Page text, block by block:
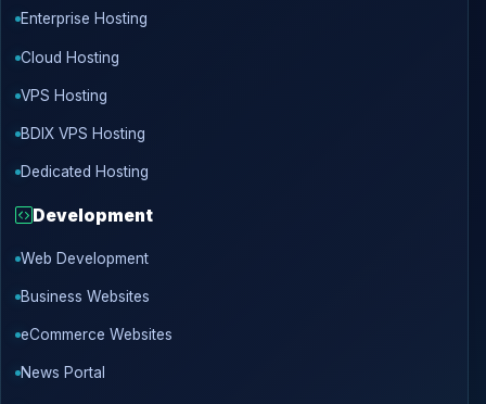
Enterprise Hosting
Cloud Hosting
VPS Hosting
BDIX VPS Hosting
Dedicated Hosting
Development
Web Development
Business Websites
eCommerce Websites
News Portal